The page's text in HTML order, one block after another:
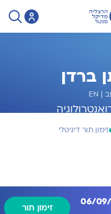
ברדן
|
EN
זימון תור דיגיטלי
זימון תור